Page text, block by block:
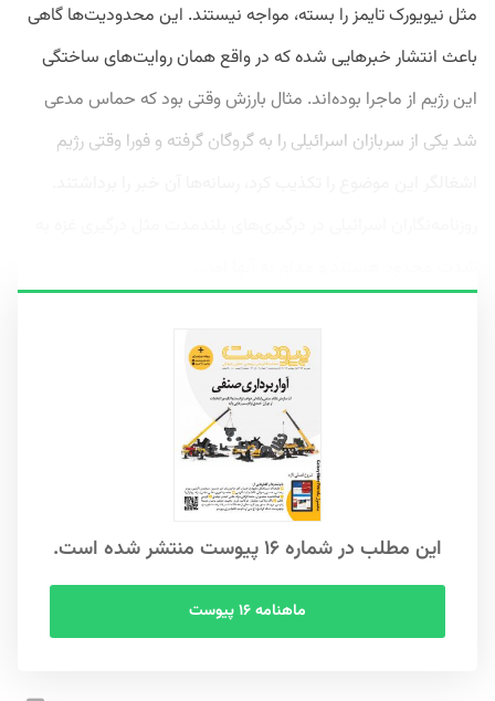
مثل نیویورک تایمز را بسته، مواجه نیستند. این محدودیت‌ها گاهی
باعث انتشار خبرهایی شده که در واقع همان روایت‌های ساختگی
این رژیم از ماجرا بوده‌اند. مثال بارزش وقتی بود که حماس مدعی
شد یکی از سربازان اسرائیلی را به گروگان گرفته و فورا وقتی رژیم
این مطلب در شماره ۱۶ پیوست منتشر شده است.
ماهنامه ۱۶ پیوست